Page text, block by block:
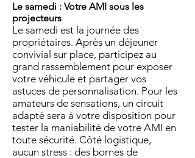
Le samedi : Votre AMI sous les
projecteurs
Le samedi est la journée des
propriétaires. Après un déjeuner
convivial sur place, participez au
grand rassemblement pour exposer
votre véhicule et partager vos
astuces de personnalisation. Pour les
amateurs de sensations, un circuit
adapté sera à votre disposition pour
tester la maniabilité de votre AMI en
toute sécurité. Côté logistique,
aucun stress : des bornes de